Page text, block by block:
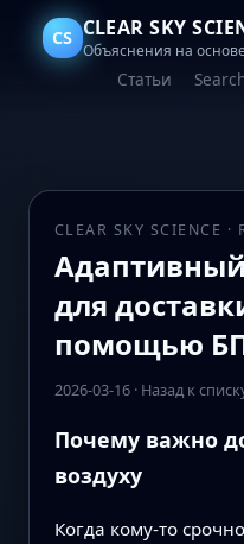
CS CLEAR SKY
Объяснения на
Статьи
CLEAR SKY SCIENCE ·
для
помощью
2026-03-16· Назад к
Почему важно
воздуху
Когда кому‑то